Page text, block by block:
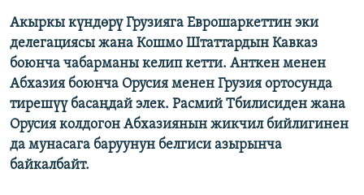
Акыркы күндөрү Грузияга Еврошаркеттин эки
делегациясы жана Кошмо Штаттардын Кавказ
боюнча чабарманы келип кетти. Анткен менен
Абхазия боюнча Орусия менен Грузия ортосунда
тирешүү басаңдай элек. Расмий Тбилисиден жана
Орусия колдогон Абхазиянын жикчил бийлигинен
да мунасага баруунун белгиси азырынча
байкалбайт.